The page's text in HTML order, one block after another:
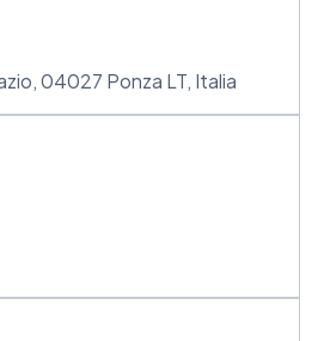
04027 Ponza LT, Italia